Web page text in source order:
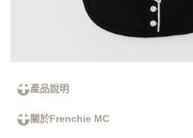
產品說明
關於Frenchie MC